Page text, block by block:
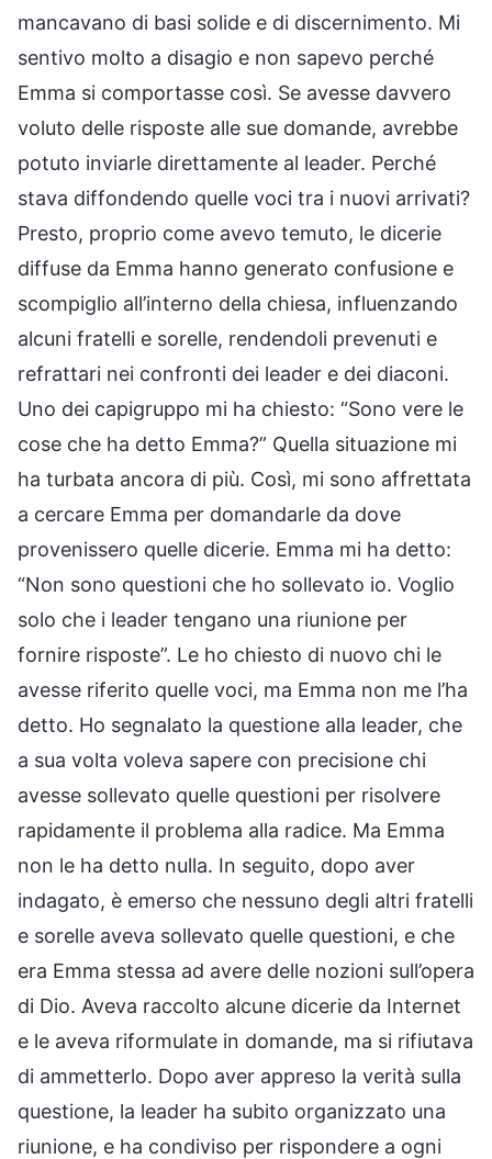
mancavano di basi solide e di discernimento. Mi
sentivo molto a disagio e non sapevo perché
Emma si comportasse così. Se avesse davvero
voluto delle risposte alle sue domande, avrebbe
potuto inviarle direttamente al leader. Perché
stava diffondendo quelle voci tra i nuovi arrivati?
Presto, proprio come avevo temuto, le dicerie
diffuse da Emma hanno generato confusione e
scompiglio all’interno della chiesa, influenzando
alcuni fratelli e sorelle, rendendoli prevenuti e
refrattari nei confronti dei leader e dei diaconi.
Uno dei capigruppo mi ha chiesto: “Sono vere le
cose che ha detto Emma?” Quella situazione mi
ha turbata ancora di più. Così, mi sono affrettata
a cercare Emma per domandarle da dove
provenissero quelle dicerie. Emma mi ha detto:
“Non sono questioni che ho sollevato io. Voglio
solo che i leader tengano una riunione per
fornire risposte”. Le ho chiesto di nuovo chi le
avesse riferito quelle voci, ma Emma non me l’ha
detto. Ho segnalato la questione alla leader, che
a sua volta voleva sapere con precisione chi
avesse sollevato quelle questioni per risolvere
rapidamente il problema alla radice. Ma Emma
non le ha detto nulla. In seguito, dopo aver
indagato, è emerso che nessuno degli altri fratelli
e sorelle aveva sollevato quelle questioni, e che
era Emma stessa ad avere delle nozioni sull’opera
di Dio. Aveva raccolto alcune dicerie da Internet
e le aveva riformulate in domande, ma si rifiutava
di ammetterlo. Dopo aver appreso la verità sulla
questione, la leader ha subito organizzato una
riunione, e ha condiviso per rispondere a ogni